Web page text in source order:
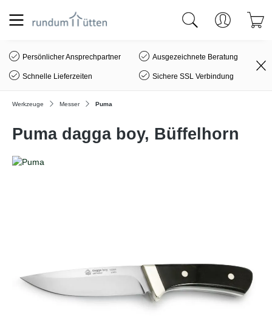
springen
Persönlicher Ansprechpartner Ausgezeichnete Beratung
Schnelle Lieferzeiten Sichere SSL Verbindung
Werkzeuge Messer Puma
Puma dagga boy, Büffelhorn